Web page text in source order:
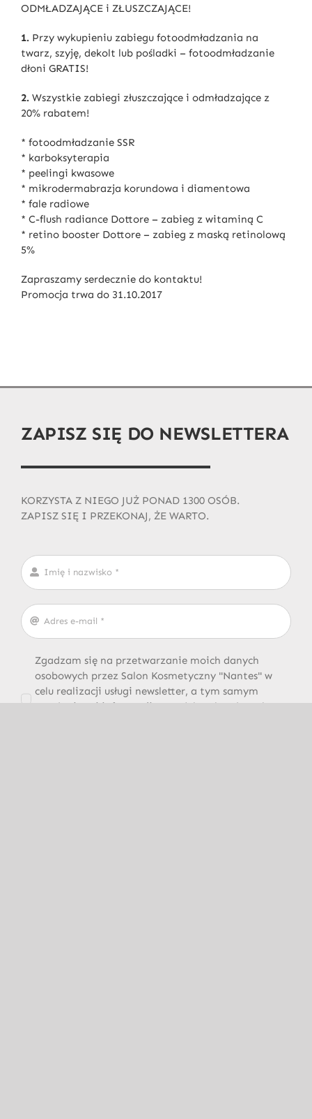
ODMŁADZAJĄCE i ZŁUSZCZAJĄCE!
1. Przy wykupieniu zabiegu fotoodmładzania na
twarz, szyję, dekolt lub pośladki – fotoodmładzanie
dłoni GRATIS!
2. Wszystkie zabiegi złuszczające i odmładzające z
20% rabatem!
* fotoodmładzanie SSR
* karboksyterapia
* peelingi kwasowe
* mikrodermabrazja korundowa i diamentowa
* fale radiowe
* C-flush radiance Dottore – zabieg z witaminą C
* retino booster Dottore – zabieg z maską retinolową
5%
Zapraszamy serdecznie do kontaktu!
Promocja trwa do 31.10.2017
ZAPISZ SIĘ DO NEWSLETTERA
KORZYSTA Z NIEGO JUŻ PONAD 1300 OSÓB.
ZAPISZ SIĘ I PRZEKONAJ, ŻE WARTO.
Zgadzam się na przetwarzanie moich danych
osobowych przez Salon Kosmetyczny "Nantes" w
celu realizacji usługi newsletter, a tym samym
wysyłania mi informacji o produktach, usługach,